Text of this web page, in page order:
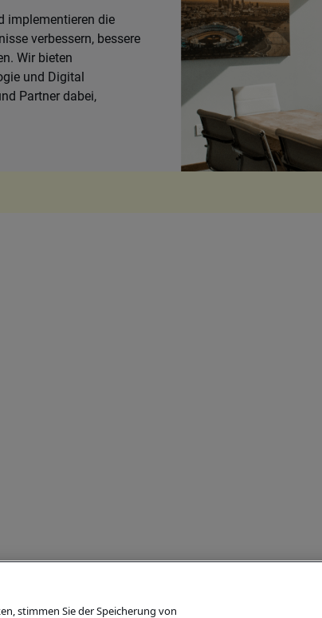
implementieren die
verbessern, bessere
Wir bieten
und Digital
Partner dabei,
stimmen Sie der Speicherung von